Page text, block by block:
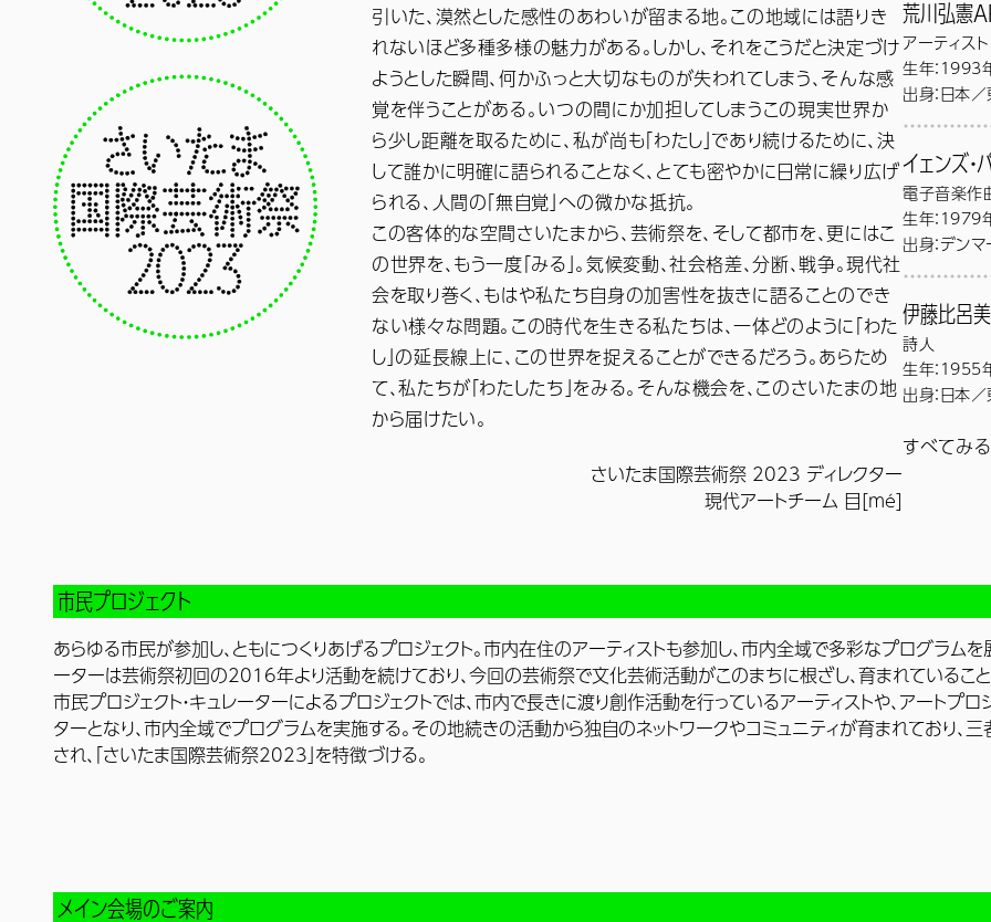
引いた、漠然とした感性のあわいが留まる地。この地域には語りき
れないほど多種多様の魅力がある。しかし、それをこうだと決定づけ
ようとした瞬間、何かふっと大切なものが失われてしまう、そんな感
覚を伴うことがある。いつの間にか加担してしまうこの現実世界か
ら少し距離を取るために、私が尚も「わたし」であり続けるために、決
して誰かに明確に語られることなく、とても密やかに日常に繰り広げ
られる、人間の「無自覚」への微かな抵抗。
この客体的な空間さいたまから、芸術祭を、そして都市を、更にはこ
の世界を、もう一度「みる」。気候変動、社会格差、分断、戦争。現代社
会を取り巻く、もはや私たち自身の加害性を抜きに語ることのでき
ない様々な問題。この時代を生きる私たちは、一体どのように「わた
し」の延長線上に、この世界を捉えることができるだろう。あらため
て、私たちが「わたしたち」をみる。そんな機会を、このさいたまの地
から届けたい。
さいたま国際芸術祭 2023 ディレクター
現代アートチーム 目[mé]
いインスタ
ネートされ
協力：ブリ
荒川弘憲
アーティスト
生年：1993
出身：日本
に、初々し
芸術表現科
ら新作を制
イェンズ・
電子音楽作
生年：1979
出身：デン
り入れたパ
リングした
スを予定。
https://
伊藤比呂美
詩人
生年：1955
出身：日本
「生きる」
すべてみる
市民プロジェクト
あらゆる市民が参加し、ともにつくりあげるプロジェクト。市内在住のアーティストも参加し、市内全域で多彩なプログラム
ーターは芸術祭初回の2016年より活動を続けており、今回の芸術祭で文化芸術活動がこのまちに根ざし、育まれているこ
市民プロジェクト・キュレーターによるプロジェクトでは、市内で長きに渡り創作活動を行っているアーティストや、アートプ
ターとなり、市内全域でプログラムを実施する。その地続きの活動から独自のネットワークやコミュニティが育まれており、
され、「さいたま国際芸術祭2023」を特徴づける。
メイン会場のご案内